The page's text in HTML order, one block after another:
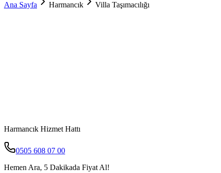
Ana Sayfa
Harmancık Villa Taşımacılığı
Harmancık Hizmet Hattı
0505 608 07 00
Hemen Ara, 5 Dakikada Fiyat Al!